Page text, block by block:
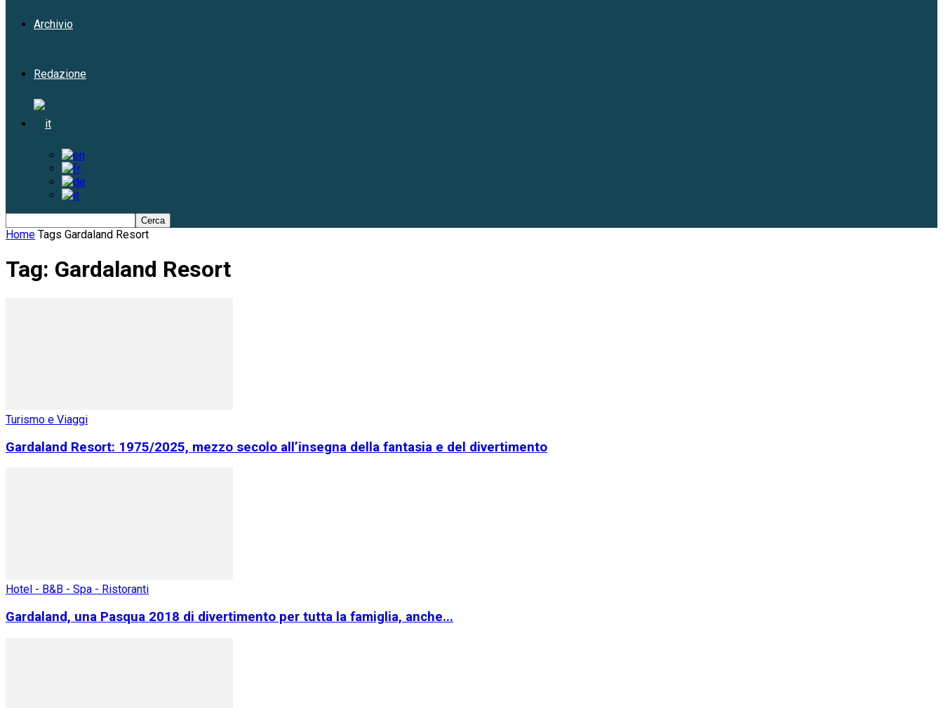
Archivio
Redazione
Home Tags Gardaland Resort
Tag: Gardaland Resort
Turismo e Viaggi
Gardaland Resort: 1975/2025, mezzo secolo all’insegna della fantasia e del divertimento
Hotel - B&B - Spa - Ristoranti
Gardaland, una Pasqua 2018 di divertimento per tutta la famiglia, anche...